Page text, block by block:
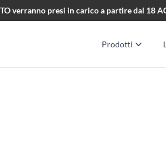
verranno presi in carico a partire dal 18
Prodotti